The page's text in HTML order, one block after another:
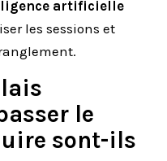
artificielle
les sessions et
le
sont-ils